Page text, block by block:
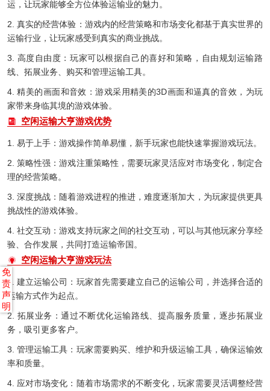
运，让玩家能够全方位体验运输业的魅力。
2. 真实的经营体验：游戏内的经营策略和市场变化都基于真实世界的
运输行业，让玩家感受到真实的商业挑战。
3. 高度自由度：玩家可以根据自己的喜好和策略，自由规划运输路
线、拓展业务、购买和管理运输工具。
4. 精美的画面和音效：游戏采用精美的3D画面和逼真的音效，为玩
家带来身临其境的游戏体验。
空闲运输大亨游戏优势
1. 易于上手：游戏操作简单易懂，新手玩家也能快速掌握游戏玩法。
2. 策略性强：游戏注重策略性，需要玩家灵活应对市场变化，制定合
理的经营策略。
3. 深度挑战：随着游戏进程的推进，难度逐渐加大，为玩家提供更具
挑战性的游戏体验。
4. 社交互动：游戏支持玩家之间的社交互动，可以与其他玩家分享经
验、合作发展，共同打造运输帝国。
空闲运输大亨游戏玩法
1. 建立运输公司：玩家首先需要建立自己的运输公司，并选择合适的
运输方式作为起点。
2. 拓展业务：通过不断优化运输路线、提高服务质量，逐步拓展业
务，吸引更多客户。
3. 管理运输工具：玩家需要购买、维护和升级运输工具，确保运输效
率和质量。
4. 应对市场变化：随着市场需求的不断变化，玩家需要灵活调整经营
免
责
声
明